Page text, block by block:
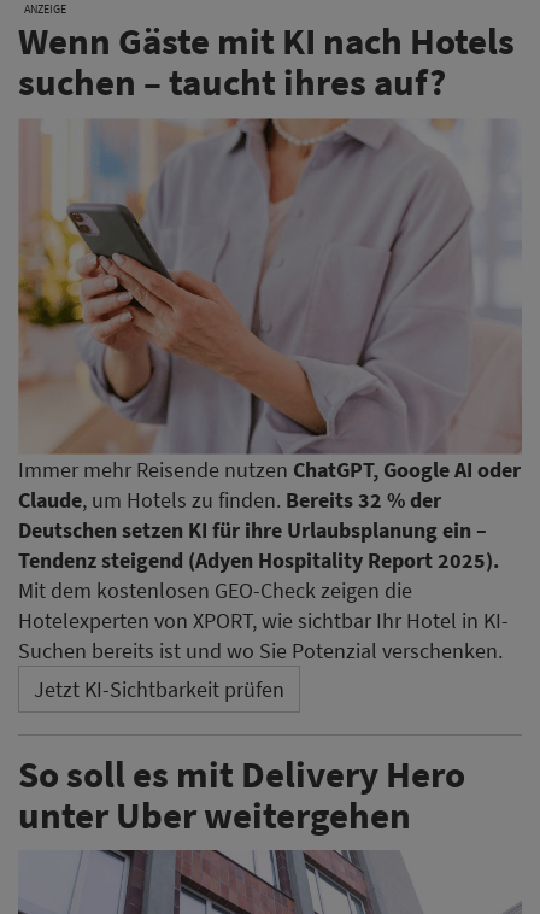
ANZEIGE
Wenn Gäste mit KI nach Hotels
suchen – taucht ihres auf?
Immer mehr Reisende nutzen ChatGPT, Google AI oder
Claude, um Hotels zu finden. Bereits 32 % der
Deutschen setzen KI für ihre Urlaubsplanung ein –
Tendenz steigend (Adyen Hospitality Report 2025).
Mit dem kostenlosen GEO-Check zeigen die
Hotelexperten von XPORT, wie sichtbar Ihr Hotel in KI-
Suchen bereits ist und wo Sie Potenzial verschenken.
Jetzt KI-Sichtbarkeit prüfen
So soll es mit Delivery Hero
unter Uber weitergehen